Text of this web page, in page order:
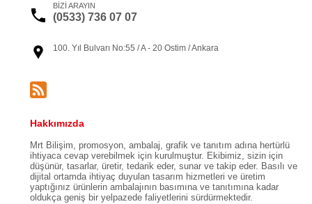
BİZİ ARAYIN
(0533) 736 07 07
100. Yıl Bulvarı No:55 / A - 20 Ostim / Ankara
Hakkımızda
Mrt Bilişim, promosyon, ambalaj, grafik ve tanıtım adına hertürlü
ihtiyaca cevap verebilmek için kurulmuştur. Ekibimiz, sizin için
düşünür, tasarlar, üretir, tedarik eder, sunar ve takip eder. Basılı ve
dijital ortamda ihtiyaç duyulan tasarım hizmetleri ve üretim
yaptığınız ürünlerin ambalajının basımına ve tanıtımına kadar
oldukça geniş bir yelpazede faliyetlerini sürdürmektedir.